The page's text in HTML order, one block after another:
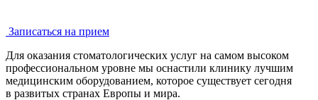
Записаться на прием
Для оказания стоматологических услуг на самом высоком
профессиональном уровне мы оснастили клинику лучшим
медицинским оборудованием, которое существует сегодня
в развитых странах Европы и мира.